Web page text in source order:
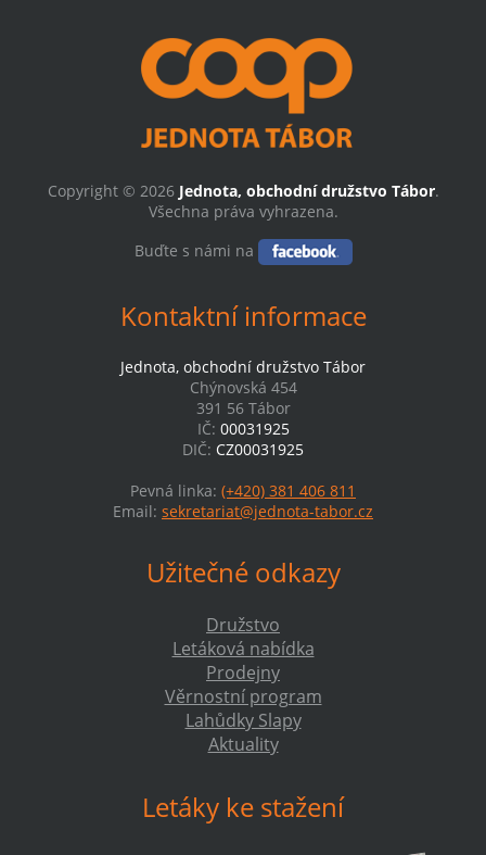
Copyright © 2026 Jednota, obchodní družstvo Tábor.
Všechna práva vyhrazena.
Buďte s námi na
Kontaktní informace
Jednota, obchodní družstvo Tábor
Chýnovská 454
391 56 Tábor
IČ: 00031925
DIČ: CZ00031925
Pevná linka: (+420) 381 406 811
Email: sekretariat@jednota-tabor.cz
Užitečné odkazy
Družstvo
Letáková nabídka
Prodejny
Věrnostní program
Lahůdky Slapy
Aktuality
Letáky ke stažení